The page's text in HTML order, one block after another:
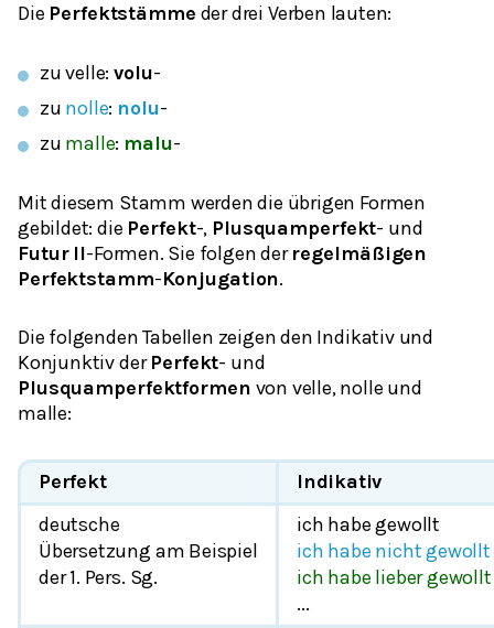
Die Perfektstämme der drei Verben lauten:
zuvelle:volu-
zu nolle: nolu-
zu malle: malu-
Mit diesem Stamm werden die übrigen Formen
gebildet: die Perfekt-, Plusquamperfekt- und
Futur II-Formen. Sie folgen derregelmäßigen
Perfektstamm-Konjugation.
Die folgenden Tabellen zeigen den Indikativ und
Konjunktiv derPerfekt- und
Plusquamperfektformen von velle,nolle und
malle:
Perfekt
Indikativ
deutsche
Übersetzung am Beispiel
der 1. Pers. Sg.
ich habe gewollt
ich habe nicht gewollt
ich habe lieber gewollt
...